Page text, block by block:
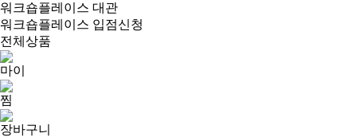
워크숍플레이스 대관
워크숍플레이스 입점신청
전체상품
마이
찜
장바구니